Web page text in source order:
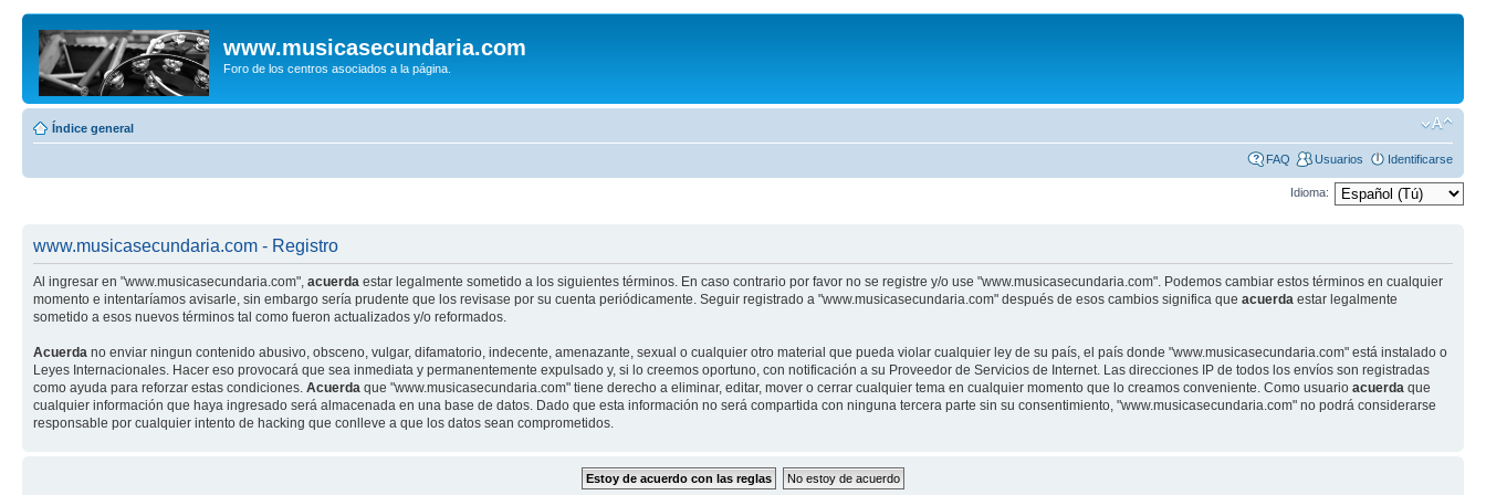
www.musicasecundaria.com
Foro de los centros asociados a la página.
Índice general
FAQ Usuarios Identificarse
Idioma:
www.musicasecundaria.com - Registro
Al ingresar en "www.musicasecundaria.com", acuerda estar legalmente sometido a los siguientes términos. En caso contrario por favor no se registre y/o use "www.musicasecundaria.com". Podemos cambiar estos términos en cualquier
momento e intentaríamos avisarle, sin embargo sería prudente que los revisase por su cuenta periódicamente. Seguir registrado a "www.musicasecundaria.com" después de esos cambios significa que acuerda estar legalmente
sometido a esos nuevos términos tal como fueron actualizados y/o reformados.
Acuerda no enviar ningun contenido abusivo, obsceno, vulgar, difamatorio, indecente, amenazante, sexual o cualquier otro material que pueda violar cualquier ley de su país, el país donde "www.musicasecundaria.com" está instalado o
Leyes Internacionales. Hacer eso provocará que sea inmediata y permanentemente expulsado y, si lo creemos oportuno, con notificación a su Proveedor de Servicios de Internet. Las direcciones IP de todos los envíos son registradas
como ayuda para reforzar estas condiciones. Acuerda que "www.musicasecundaria.com" tiene derecho a eliminar, editar, mover o cerrar cualquier tema en cualquier momento que lo creamos conveniente. Como usuario acuerda que
cualquier información que haya ingresado será almacenada en una base de datos. Dado que esta información no será compartida con ninguna tercera parte sin su consentimiento, "www.musicasecundaria.com" no podrá considerarse
responsable por cualquier intento de hacking que conlleve a que los datos sean comprometidos.